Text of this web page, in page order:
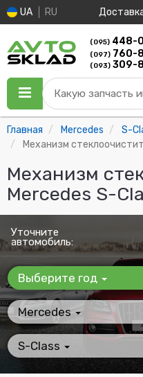
UA RU
(095) 448-
(097) 760-
(093) 309-
Какую запчасть
Главная Mercedes
S-
Механизм
Механизм
Mercedes S-
Уточните
автомобиль:
Выберите год
Mercedes
S-Class